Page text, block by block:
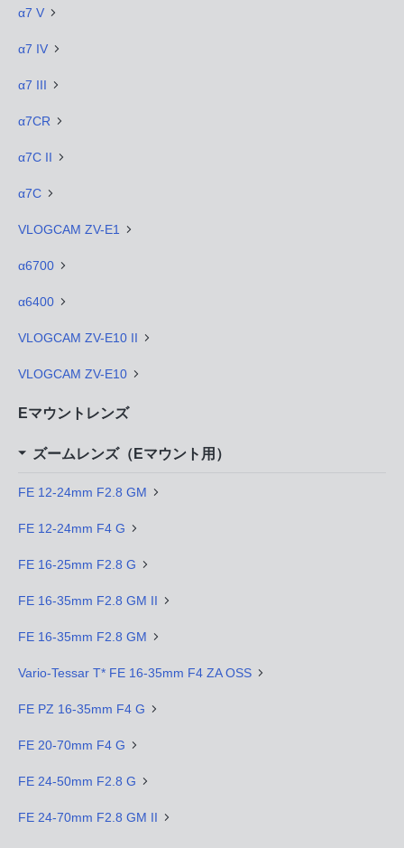
α7 V
α7 IV
α7 III
α7CR
α7C II
α7C
VLOGCAM ZV-E1
α6700
α6400
VLOGCAM ZV-E10 II
VLOGCAM ZV-E10
Eマウントレンズ
ズームレンズ（Eマウント用）
FE 12-24mm F2.8 GM
FE 12-24mm F4 G
FE 16-25mm F2.8 G
FE 16-35mm F2.8 GM II
FE 16-35mm F2.8 GM
Vario-Tessar T* FE 16-35mm F4 ZA OSS
FE PZ 16-35mm F4 G
FE 20-70mm F4 G
FE 24-50mm F2.8 G
FE 24-70mm F2.8 GM II